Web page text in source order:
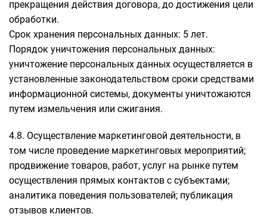
прекращения действия договора, до достижения цели
обработки.
Срок хранения персональных данных: 5 лет.
Порядок уничтожения персональных данных:
уничтожение персональных данных осуществляется в
установленные законодательством сроки средствами
информационной системы, документы уничтожаются
путем измельчения или сжигания.
4.8. Осуществление маркетинговой деятельности, в
том числе проведение маркетинговых мероприятий;
продвижение товаров, работ, услуг на рынке путем
осуществления прямых контактов с субъектами;
аналитика поведения пользователей; публикация
отзывов клиентов.